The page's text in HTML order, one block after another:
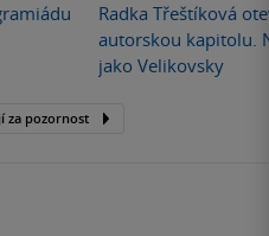
Radka Třeštíková
autorskou kapitolu.
jako Velikovsky
za pozornost